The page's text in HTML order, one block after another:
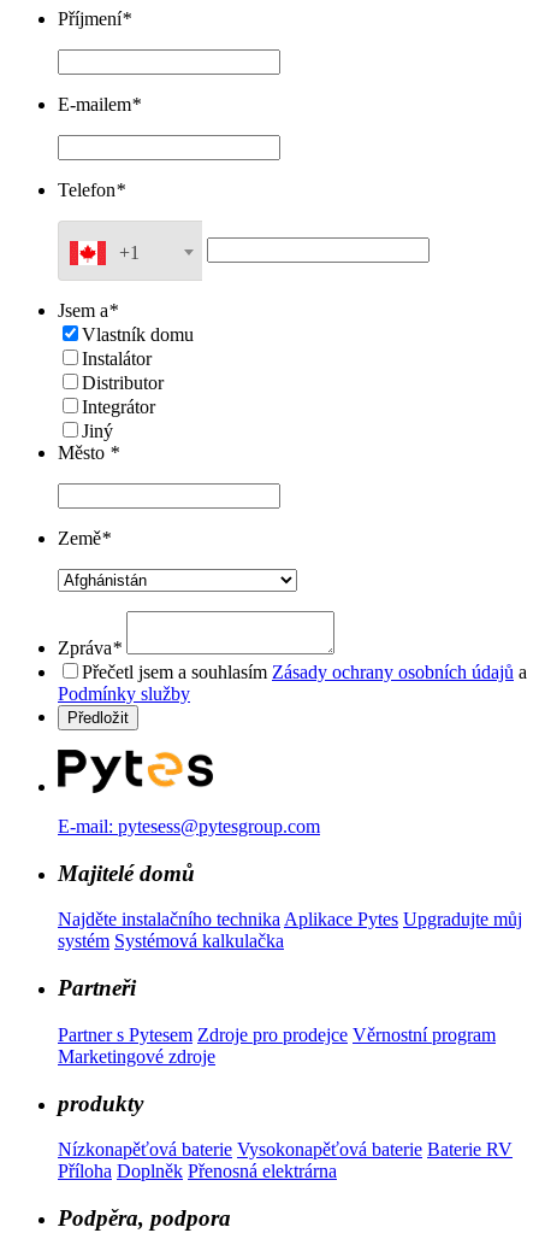
Příjmení*
E-mailem*
Telefon*
+1
Jsem a*
Vlastník domu
Instalátor
Distributor
Integrátor
Jiný
Město *
Země*
Zpráva*
Přečetl jsem a souhlasím Zásady ochrany osobních údajů a
Podmínky služby
E-mail: pytesess@pytesgroup.com
Majitelé domů
Najděte instalačního technikaAplikace Pytes Upgradujte můj
systém Systémová kalkulačka
Partneři
Partner s Pytesem Zdroje pro prodejce Věrnostní program
Marketingové zdroje
produkty
Nízkonapěťová baterie Vysokonapěťová baterie Baterie RV
Příloha Doplněk Přenosná elektrárna
Podpěra, podpora